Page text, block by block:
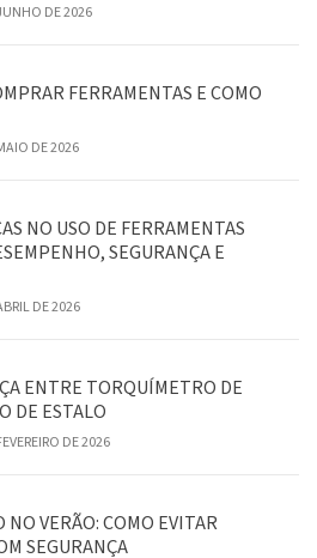
DE 2026
FERRAMENTAS E COMO
DE 2026
NO USO DE FERRAMENTAS
SEGURANÇA E
DE 2026
ENTRE TORQUÍMETRO DE
DE ESTALO
DE 2026
NO VERÃO: COMO EVITAR
SEGURANÇA